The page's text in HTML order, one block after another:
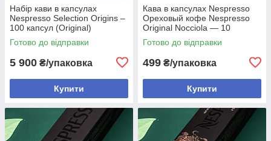
Набір кави в капсулах
Nespresso Selection Origins –
100 капсул (Original)
Готово до відправки
5 900 ₴/упаковка
Купити
Кава в капсулах Nespresso
Ореховый кофе Nespresso
Original Nocciola — 10
капсул, Nespresso Original
Готово до відправки
499 ₴/упаковка
Купити